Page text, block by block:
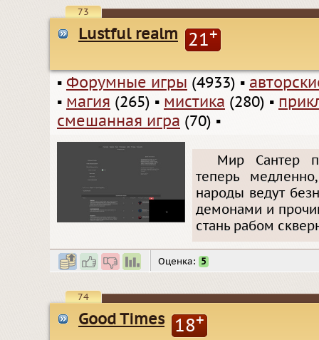
73
Lustful realm 21+
▪ Форумные игры (4933) ▪
▪ магия (265) ▪ мистика (280) ▪
смешанная игра (70) ▪
Мир Сантер
теперь
народы ведут
демонами и
стань рабом
Оценка: 5
74
Good Times 18+